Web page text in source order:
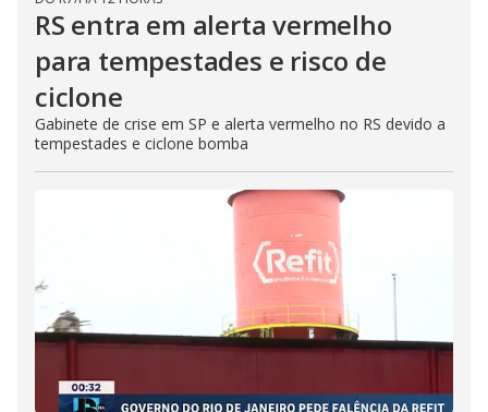
RS entra em alerta vermelho
para tempestades e risco de
ciclone
Gabinete de crise em SP e alerta vermelho no RS devido a
tempestades e ciclone bomba